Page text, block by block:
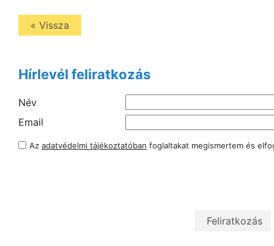
« Vissza
Hírlevél feliratkozás
Név
Email
Az adatvédelmi tájékoztatóban foglaltakat megismertem és